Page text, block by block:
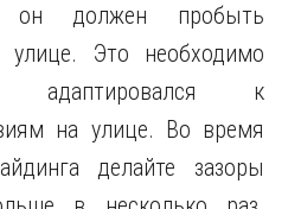
он должен пробыть
Это необходимо
адаптировался к
на улице. Во время
делайте зазоры